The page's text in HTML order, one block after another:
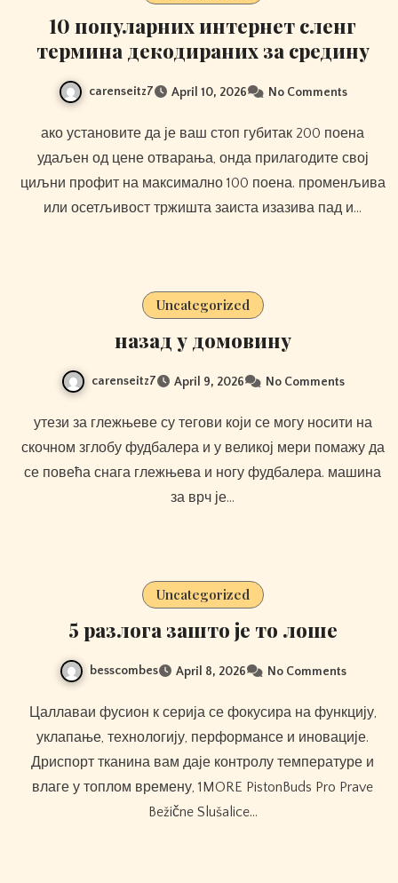
10 популарних интернет сленг
термина декодираних за средину
carenseitz7 April 10, 2026 No Comments
ако установите да је ваш стоп губитак 200 поена
удаљен од цене отварања, онда прилагодите свој
циљни профит на максимално 100 поена. променљива
или осетљивост тржишта заиста изазива пад и…
Uncategorized
назад у домовину
carenseitz7 April 9, 2026 No Comments
утези за глежњеве су тегови који се могу носити на
скочном зглобу фудбалера и у великој мери помажу да
се повећа снага глежњева и ногу фудбалера. машина
за врч је…
Uncategorized
5 разлога зашто је то лоше
besscombes April 8, 2026 No Comments
Цаллаваи фусион к серија се фокусира на функцију,
уклапање, технологију, перформансе и иновације.
Дриспорт тканина вам даје контролу температуре и
влаге у топлом времену, 1MORE PistonBuds Pro Prave
Bežične Slušalice…